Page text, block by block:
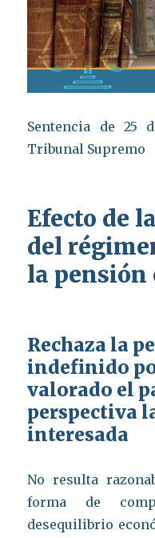
Sentencia de 25
Tribunal Supremo
Efecto de
del
la pensión
Rechaza la
indefinido
valorado el
perspectiva
interesada
No resulta
forma de
desequilibrio